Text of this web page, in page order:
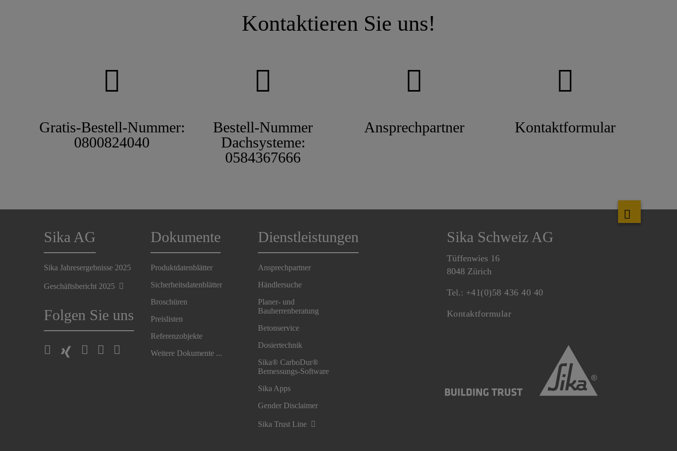
Kontaktieren Sie uns!
Gratis-Bestell-Nummer:
0800824040
Bestell-Nummer
Dachsysteme:
0584367666
Ansprechpartner Kontaktformular
Sika AG
Sika Jahresergebnisse 2025
Geschäftsbericht 2025
Folgen Sie uns
Dokumente
Produktdatenblätter
Sicherheitsdatenblätter
Broschüren
Preislisten
Referenzobjekte
Weitere Dokumente ...
Dienstleistungen
Ansprechpartner
Händlersuche
Planer- und
Bauherrenberatung
Betonservice
Dosiertechnik
Sika® CarboDur®
Bemessungs-Software
Sika Apps
Gender Disclaimer
Sika Trust Line
Sika Schweiz AG
Tüffenwies 16
8048 Zürich
Tel.: +41(0)58 436 40 40
Kontaktformular